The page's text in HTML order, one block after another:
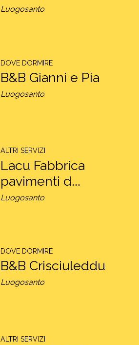
Luogosanto
DOVE DORMIRE
B&B Gianni e Pia
Luogosanto
ALTRI SERVIZI
Lacu Fabbrica
pavimenti d...
Luogosanto
DOVE DORMIRE
B&B Crisciuleddu
Luogosanto
ALTRI SERVIZI